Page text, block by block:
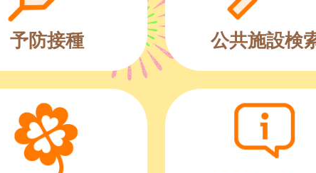
予防接種 公共施設検